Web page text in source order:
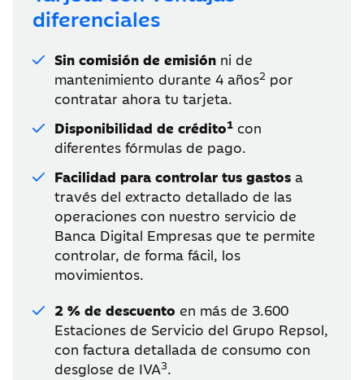
diferenciales
Sin comisión de emisión ni de
mantenimiento durante 4 años2 por
contratar ahora tu tarjeta.
Disponibilidad de crédito1 con
diferentes fórmulas de pago.
Facilidad para controlar tus gastos a
través del extracto detallado de las
operaciones con nuestro servicio de
Banca Digital Empresas que te permite
controlar, de forma fácil, los
movimientos.
2 % de descuento en más de 3.600
Estaciones de Servicio del Grupo Repsol,
con factura detallada de consumo con
desglose de IVA3.